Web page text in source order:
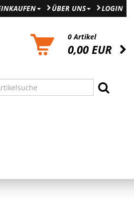
LOGIN
ÜBER UNS
0 Artikel
0,00 EUR